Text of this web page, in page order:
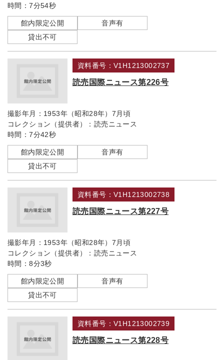
時間：7分54秒
館内限定公開
音声有
貸出不可
資料番号：V1H1213002737
読売国際ニュース第226号
撮影年月： 1953年（昭和28年）7月頃
コレクション（提供者）： 読売ニュース
時間：7分42秒
館内限定公開
音声有
貸出不可
資料番号：V1H1213002738
読売国際ニュース第227号
撮影年月： 1953年（昭和28年）7月頃
コレクション（提供者）： 読売ニュース
時間：8分3秒
館内限定公開
音声有
貸出不可
資料番号：V1H1213002739
読売国際ニュース第228号